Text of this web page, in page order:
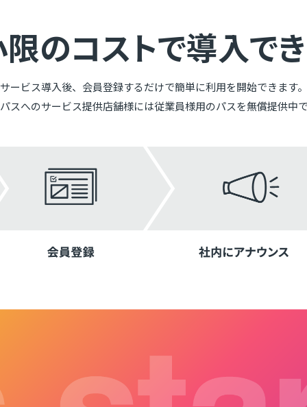
のコストで導入で
サービス導入後、会員登録するだけで簡単に利用を開始できます。
スへのサービス提供店舗様には従業員様用のパスを無償提供中